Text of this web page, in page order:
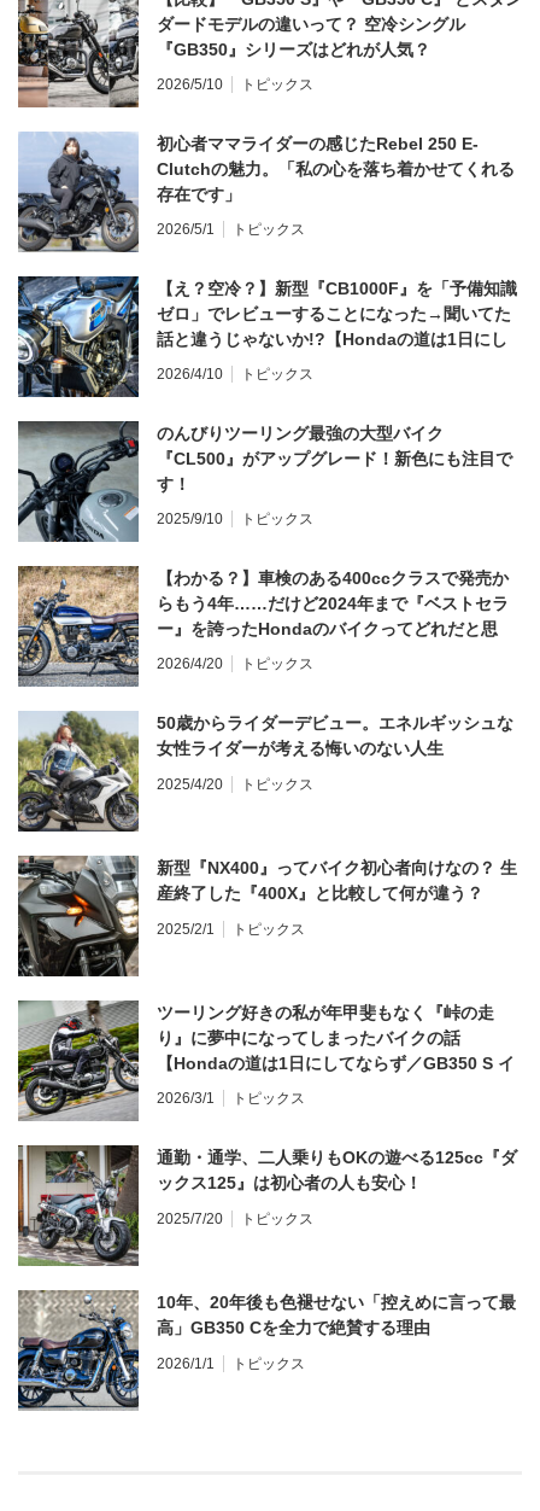
ダードモデルの違いって？ 空冷シングル
『GB350』シリーズはどれが人気？
2026/5/10 トピックス
初心者ママライダーの感じたRebel 250 E-
Clutchの魅力。「私の心を落ち着かせてくれる
存在です」
2026/5/1 トピックス
【え？空冷？】新型『CB1000F』を「予備知識
ゼロ」でレビューすることになった→聞いてた
話と違うじゃないか!?【Hondaの道は1日にし
てならず／CB1000F ①第一印象 編】
2026/4/10 トピックス
のんびりツーリング最強の大型バイク
『CL500』がアップグレード！新色にも注目で
す！
2025/9/10 トピックス
【わかる？】車検のある400ccクラスで発売か
らもう4年……だけど2024年まで『ベストセラ
ー』を誇ったHondaのバイクってどれだと思
う？
2026/4/20 トピックス
50歳からライダーデビュー。エネルギッシュな
女性ライダーが考える悔いのない人生
2025/4/20 トピックス
新型『NX400』ってバイク初心者向けなの？ 生
産終了した『400X』と比較して何が違う？
2025/2/1 トピックス
ツーリング好きの私が年甲斐もなく『峠の走
り』に夢中になってしまったバイクの話
【Hondaの道は1日にしてならず／GB350 S イ
ンプレ・レビュー 前編】
2026/3/1 トピックス
通勤・通学、二人乗りもOKの遊べる125cc『ダ
ックス125』は初心者の人も安心！
2025/7/20 トピックス
10年、20年後も色褪せない「控えめに言って最
高」GB350 Cを全力で絶賛する理由
2026/1/1 トピックス